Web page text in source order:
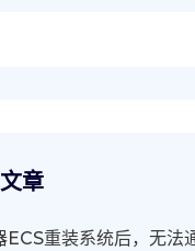
章
ECS重装系统后，无法